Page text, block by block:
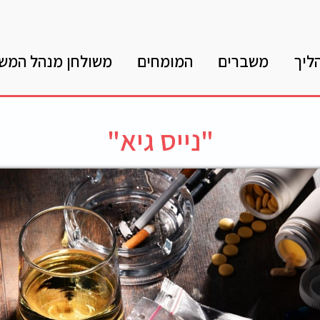
משברים המומחים משולחן מנהל
"נייס גיא"